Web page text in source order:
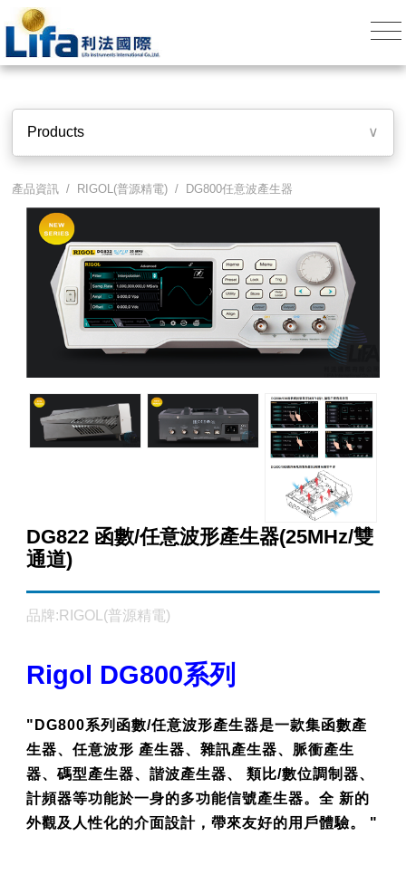
Products ∨
產品資訊 / RIGOL(普源精電) / DG800任意波產生器
DG822 函數/任意波形產生器(25MHz/雙
通道)
品牌:RIGOL(普源精電)
Rigol DG800系列
"DG800系列函數/任意波形產生器是一款集函數產
生器、任意波形 產生器、雜訊產生器、脈衝產生
器、碼型產生器、諧波產生器、 類比/數位調制器、
計頻器等功能於一身的多功能信號產生器。全 新的
外觀及人性化的介面設計，帶來友好的用戶體驗。 "